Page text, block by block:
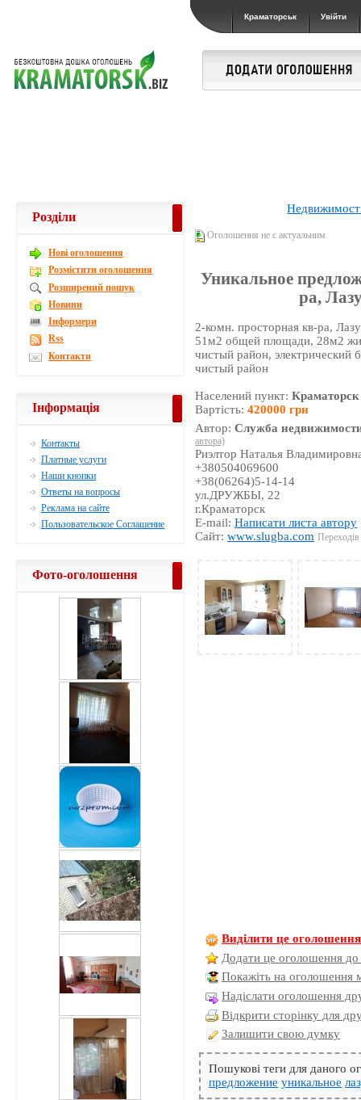
Краматорськ Увійти
Оголошення не є актуальним
Уникальное
ра,
2-комн. просторная кв-ра,
51м2 общей площади, 28м2
чистый район, электрический
чистый район
Населений пункт:Краматорск
Вартість:420000 грн
Автор:Служба
автора)
Риэлтор Наталья
+380504069600
+38(06264)5-14-14
ул.ДРУЖБЫ, 22
г.Краматорск
E-mail:Написати листа автору
Сайт:www.slugba.com
Виділити це оголошення
Додати це оголошення до
Покажіть на оголошення
Надіслати оголошення
Відкрити сторінку для
Залишити свою думку
Пошукові теги для даного
предложение уникальное
Розділи
Новi оголошення
Розмістити оголошення
Розширений пошук
Новини
Інформери
Rss
Контакти
Інформація
Контакты
Платные услуги
Наши кнопки
Ответы на вопросы
Реклама на сайте
Пользовательское Соглашение
Фото-оголошення